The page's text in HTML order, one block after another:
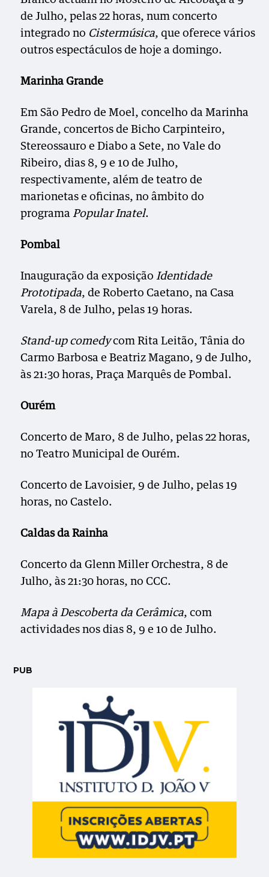
de Julho, pelas 22 horas, num concerto
integrado no Cistermúsica, que oferece vários
outros espectáculos de hoje a domingo.
Marinha Grande
Em São Pedro de Moel, concelho da Marinha
Grande, concertos de Bicho Carpinteiro,
Stereossauro e Diabo a Sete, no Vale do
Ribeiro, dias 8, 9 e 10 de Julho,
respectivamente, além de teatro de
marionetas e oficinas, no âmbito do
programaPopular Inatel.
Pombal
Inauguração da exposiçãoIdentidade
Prototipada, de Roberto Caetano, na Casa
Varela, 8 de Julho, pelas 19 horas.
Stand-up comedycom Rita Leitão, Tânia do
Carmo Barbosa e Beatriz Magano, 9 de Julho,
às 21:30 horas, Praça Marquês de Pombal.
Ourém
Concerto de Maro, 8 de Julho, pelas 22 horas,
no Teatro Municipal de Ourém.
Concerto de Lavoisier, 9 de Julho, pelas 19
horas, no Castelo.
Caldas da Rainha
Concerto da Glenn Miller Orchestra, 8 de
Julho, às 21:30 horas, no CCC.
Mapa à Descoberta da Cerâmica, com
actividades nos dias 8, 9 e 10 de Julho.
PUB